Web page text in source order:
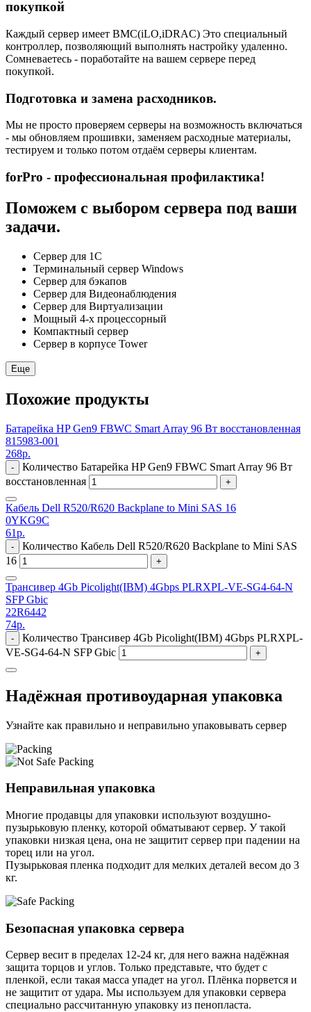
покупкой
Каждый сервер имеет BMC(iLO,iDRAC) Это специальный
контроллер, позволяющий выполнять настройку удаленно.
Сомневаетесь - поработайте на вашем сервере перед
покупкой.
Подготовка и замена расходников.
Мы не просто проверяем серверы на возможность включаться
- мы обновляем прошивки, заменяем расходные материалы,
тестируем и только потом отдаём серверы клиентам.
forPro - профессиональная профилактика!
Поможем с выбором сервера под ваши
задачи.
Сервер для 1С
Терминальный сервер Windows
Сервер для бэкапов
Сервер для Видеонаблюдения
Сервер для Виртуализации
Мощный 4-х процессорный
Компактный сервер
Сервер в корпусе Tower
Еще
Похожие продукты
Батарейка HP Gen9 FBWC Smart Array 96 Вт восстановленная
815983-001
268р.
-
Количество Батарейка HP Gen9 FBWC Smart Array 96 Вт
восстановленная
+
Кабель Dell R520/R620 Backplane to Mini SAS 16
0YKG9C
61р.
-
Количество Кабель Dell R520/R620 Backplane to Mini SAS
16
+
Трансивер 4Gb Picolight(IBM) 4Gbps PLRXPL-VE-SG4-64-N
SFP Gbic
22R6442
74р.
-
Количество Трансивер 4Gb Picolight(IBM) 4Gbps PLRXPL-
VE-SG4-64-N SFP Gbic
+
Надёжная противоударная упаковка
Узнайте как правильно и неправильно упаковывать сервер
Неправильная упаковка
Многие продавцы для упаковки используют воздушно-
пузырьковую пленку, которой обматывают сервер. У такой
упаковки низкая цена, она не защитит сервер при падении на
торец или на угол.
Пузырьковая пленка подходит для мелких деталей весом до 3
кг.
Безопасная упаковка сервера
Сервер весит в пределах 12-24 кг, для него важна надёжная
защита торцов и углов. Только представьте, что будет с
пленкой, если такая масса упадет на угол. Плёнка порвется и
не защитит от удара. Мы используем для упаковки сервера
специально расcчитанную упаковку из пенопласта.